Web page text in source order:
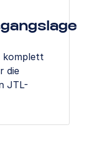
komplett
die
JTL-